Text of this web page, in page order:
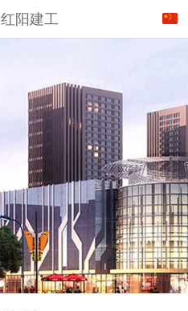
红阳建工